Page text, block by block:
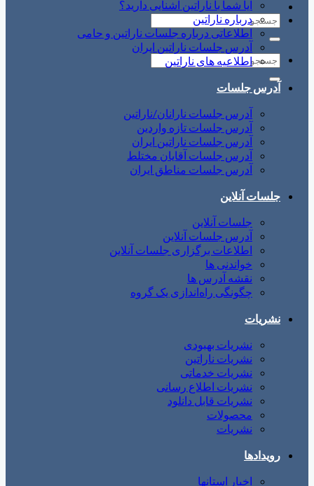
آیا شما با ناراتین آشنایی دارید؟
درباره ناراتین
اطلاعاتی درباره جلسات ناراتین و حامی
آدرس جلسات ناراتین ایران
اطلاعیه های ناراتین
آدرس جلسات
آدرس جلسات نارانان/ناراتین
آدرس جلسات تازه واردین
آدرس جلسات ناراتین ایران
آدرس جلسات آقایان مختلط
آدرس جلسات مناطق ایران
جلسات آنلاین
جلسات آنلاین
آدرس جلسات آنلاین
اطلاعات برگزاری جلسات آنلاین
خواندنی ها
نقشه آدرس ها
چگونگی راه‌اندازی یک گروه
نشریات
نشریات بهبودی
نشریات ناراتین
نشریات خدماتی
نشریات اطلاع رسانی
نشریات قابل دانلود
محصولات
نشریات
رویدادها
اخبار استانها